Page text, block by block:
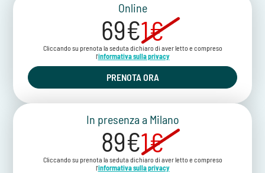
Online
69€1€
Cliccando su prenota la seduta dichiaro di aver letto e compreso
l'informativa sulla privacy
PRENOTA ORA
In presenza a Milano
89€1€
Cliccando su prenota la seduta dichiaro di aver letto e compreso
l'informativa sulla privacy